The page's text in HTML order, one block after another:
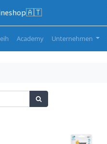
Academy Unternehmen